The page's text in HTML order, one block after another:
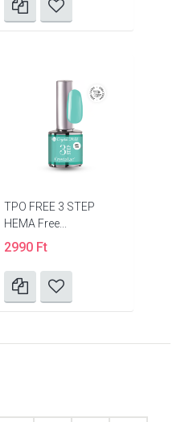
TPO FREE 3 STEP
HEMA Free...
2990 Ft